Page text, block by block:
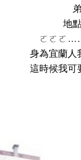
地
ㄛㄛㄛ
身為宜蘭人
這時候我可